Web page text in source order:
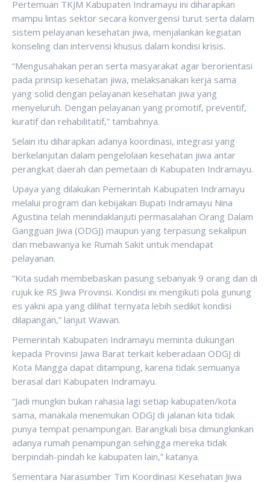
Pertemuan TKJM Kabupaten Indramayu ini diharapkan
mampu lintas sektor secara konvergensi turut serta dalam
sistem pelayanan kesehatan jiwa, menjalankan kegiatan
konseling dan intervensi khusus dalam kondisi krisis.
“Mengusahakan peran serta masyarakat agar berorientasi
pada prinsip kesehatan jiwa, melaksanakan kerja sama
yang solid dengan pelayanan kesehatan jiwa yang
menyeluruh. Dengan pelayanan yang promotif, preventif,
kuratif dan rehabilitatif,” tambahnya.
Selain itu diharapkan adanya koordinasi, integrasi yang
berkelanjutan dalam pengelolaan kesehatan jiwa antar
perangkat daerah dan pemetaan di Kabupaten Indramayu.
Upaya yang dilakukan Pemerintah Kabupaten Indramayu
melalui program dan kebijakan Bupati Indramayu Nina
Agustina telah menindaklanjuti permasalahan Orang Dalam
Gangguan Jiwa (ODGJ) maupun yang terpasung sekalipun
dan mebawanya ke Rumah Sakit untuk mendapat
pelayanan.
“Kita sudah membebaskan pasung sebanyak 9 orang dan di
rujuk ke RS Jiwa Provinsi. Kondisi ini mengikuti pola gunung
es yakni apa yang dilihat ternyata lebih sedikit kondisi
dilapangan,” lanjut Wawan.
Pemerintah Kabupaten Indramayu meminta dukungan
kepada Provinsi Jawa Barat terkait keberadaan ODGJ di
Kota Mangga dapat ditampung, karena tidak semuanya
berasal dari Kabupaten Indramayu.
“Jadi mungkin bukan rahasia lagi setiap kabupaten/kota
sama, manakala menemukan ODGJ di jalanan kita tidak
punya tempat penampungan. Barangkali bisa dimungkinkan
adanya rumah penampungan sehingga mereka tidak
berpindah-pindah ke kabupaten lain,” katanya.
Sementara Narasumber Tim Koordinasi Kesehatan Jiwa